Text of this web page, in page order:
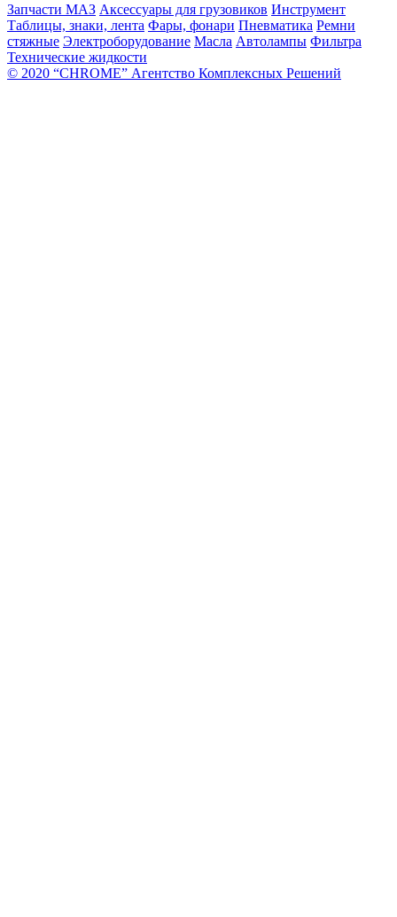
Запчасти МАЗ Аксессуары для грузовиков Инструмент
Таблицы, знаки, лента Фары, фонари Пневматика Ремни
стяжные Электроборудование Масла Автолампы Фильтра
Технические жидкости
© 2020 “CHROME” Агентство Комплексных Решений